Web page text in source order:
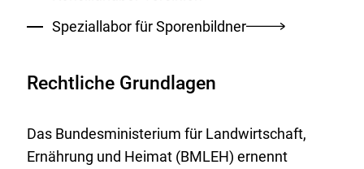
Speziallabor für Sporenbildner
Rechtliche Grundlagen
Das Bundesministerium für Landwirtschaft,
Ernährung und Heimat (BMLEH) ernennt